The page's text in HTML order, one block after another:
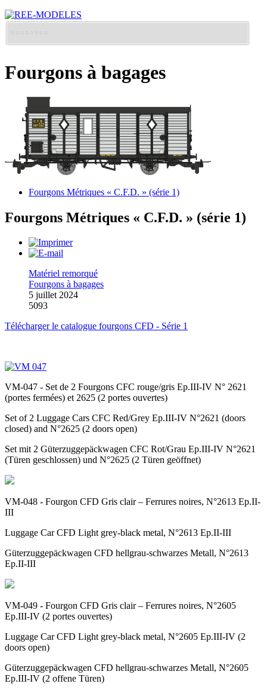
Fourgons à bagages
Fourgons Métriques « C.F.D. » (série 1)
Fourgons Métriques « C.F.D. » (série 1)
Matériel remorqué
Fourgons à bagages
5 juillet 2024
5093
Télécharger le catalogue fourgons CFD - Série 1
VM-047 - Set de 2 Fourgons CFC rouge/gris Ep.III-IV N° 2621
(portes fermées) et 2625 (2 portes ouvertes)
Set of 2 Luggage Cars CFC Red/Grey Ep.III-IV N°2621 (doors
closed) and N°2625 (2 doors open)
Set mit 2 Güterzuggepäckwagen CFC Rot/Grau Ep.III-IV N°2621
(Türen geschlossen) und N°2625 (2 Türen geöffnet)
VM-048 - Fourgon CFD Gris clair – Ferrures noires, N°2613 Ep.II-
III
Luggage Car CFD Light grey-black metal, N°2613 Ep.II-III
Güterzuggepäckwagen CFD hellgrau-schwarzes Metall, N°2613
Ep.II-III
VM-049 - Fourgon CFD Gris clair – Ferrures noires, N°2605
Ep.III-IV (2 portes ouvertes)
Luggage Car CFD Light grey-black metal, N°2605 Ep.III-IV (2
doors open)
Güterzuggepäckwagen CFD hellgrau-schwarzes Metall, N°2605
Ep.III-IV (2 offene Türen)